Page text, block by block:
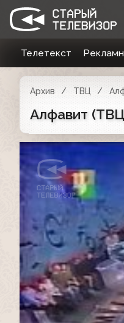
Телетекст
Архив ТВЦ
Алфавит